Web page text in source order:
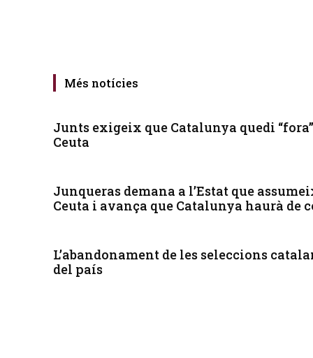
Més notícies
Junts exigeix que Catalunya quedi
Ceuta
Junqueras demana a l’Estat que
Ceuta i avança que Catalunya haurà
L’abandonament de les seleccions
del país